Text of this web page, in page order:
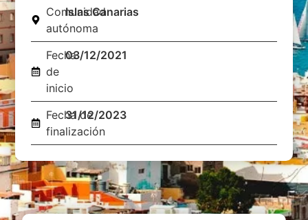
Comunidad
autónoma
Islas Canarias
Fecha
de
inicio
03/12/2021
Fecha de
finalización
31/12/2023